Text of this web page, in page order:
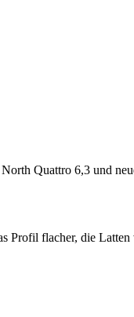
Quattro 6,3 und
Profil flacher, die